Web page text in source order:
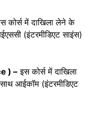
कोर्स में दाखिला लेने के
(इंटरमीडिएट साइंस)
) – इस कोर्स में दाखिला
आईकॉम (इंटरमीडिएट